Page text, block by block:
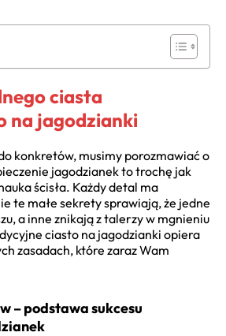
ciasta
na jagodzianki
konkretów, musimy porozmawiać o
jagodzianek to trochę jak
ścisła. Każdy detal ma
te małe sekrety sprawiają, że jedne
a inne znikają z talerzy w mgnieniu
ciasto na jagodzianki opiera
zasadach, które zaraz Wam
– podstawa sukcesu